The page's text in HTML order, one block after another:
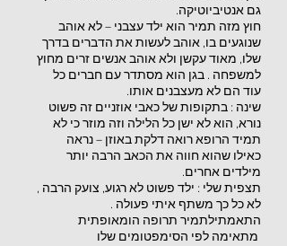
גם אנטיביוטיקה.
חוץ מזה תמיר הוא ילד עצבני – לא אוהב
שנוגעים בו, אוהב לעשות את הדברים בדרך
שלו, מאוד עקשן ולא אוהב אנשים זרים מחוץ
למשפחה . בגן הוא מסתדר עם חברים כל
עוד הם לא מעצבנים אותו.
שינה : בתקופות של כאבי אוזניים זה פשוט
נורא, הוא לא ישן כל הלילה וזה מוזר כי לא
תמיד הרופא רואה דלקת באוזן – נראה
כאילו שהוא חווה את הכאב הרבה יותר
מילדים אחרים.
תצפית שלי : ילד פשוט לא רגוע, צועק הרבה ,
לא כל כך משתף איתי פעולה .
התאמתילתמיר תרופה הומאופתית
מתאימה לפי הסימפטומים שלו